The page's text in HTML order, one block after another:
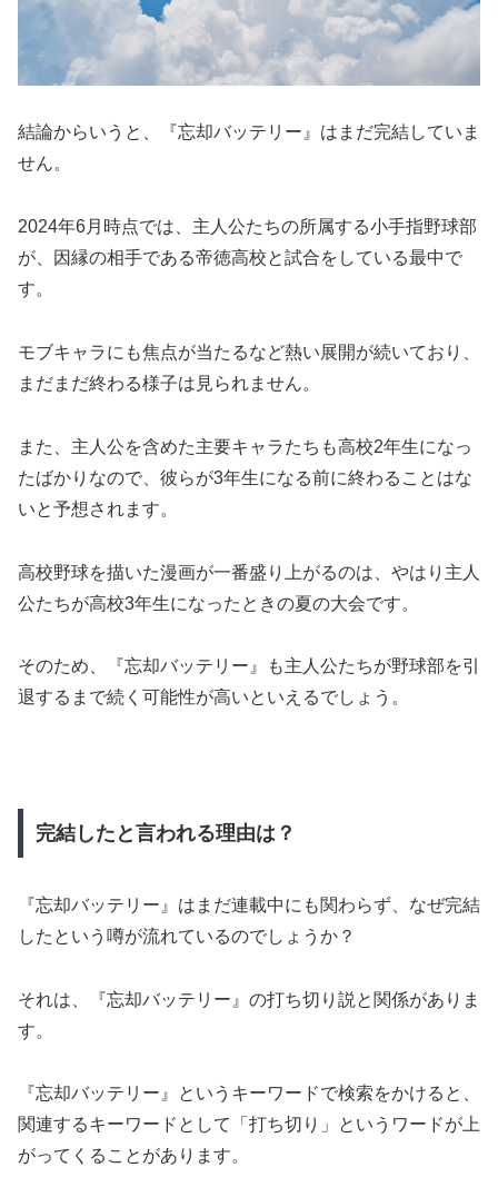
結論からいうと、『忘却バッテリー』はまだ完結していま
せん。
2024年6月時点では、主人公たちの所属する小手指野球部
が、因縁の相手である帝徳高校と試合をしている最中で
す。
モブキャラにも焦点が当たるなど熱い展開が続いており、
まだまだ終わる様子は見られません。
また、主人公を含めた主要キャラたちも高校2年生になっ
たばかりなので、彼らが3年生になる前に終わることはな
いと予想されます。
高校野球を描いた漫画が一番盛り上がるのは、やはり主人
公たちが高校3年生になったときの夏の大会です。
そのため、『忘却バッテリー』も主人公たちが野球部を引
退するまで続く可能性が高いといえるでしょう。
完結したと言われる理由は？
『忘却バッテリー』はまだ連載中にも関わらず、なぜ完結
したという噂が流れているのでしょうか？
それは、『忘却バッテリー』の打ち切り説と関係がありま
す。
『忘却バッテリー』というキーワードで検索をかけると、
関連するキーワードとして「打ち切り」というワードが上
がってくることがあります。